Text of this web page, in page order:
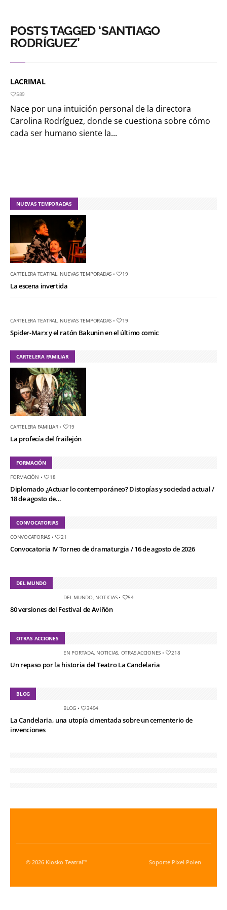
POSTS TAGGED ‘SANTIAGO
RODRÍGUEZ’
LACRIMAL
589
Nace por una intuición personal de la directora
Carolina Rodríguez, donde se cuestiona sobre cómo
cada ser humano siente la...
NUEVAS TEMPORADAS
CARTELERA TEATRAL NUEVAS TEMPORADAS • 19
La escena invertida
CARTELERA TEATRAL NUEVAS TEMPORADAS • 19
Spider-Marx y el ratón Bakunin en el último comic
CARTELERA FAMILIAR
CARTELERA FAMILIAR• 19
La profecía del frailejón
FORMACIÓN
FORMACIÓN • 18
Diplomado ¿Actuar lo contemporáneo? Distopías y sociedad actual /
18 de agosto de...
CONVOCATORIAS
CONVOCATORIAS• 21
Convocatoria IV Torneo de dramaturgia / 16 de agosto de 2026
DEL MUNDO
DEL MUNDO, NOTICIAS• 54
80 versiones del Festival de Aviñón
OTRAS ACCIONES
EN PORTADA, NOTICIAS OTRAS ACCIONES • 218
Un repaso por la historia del Teatro La Candelaria
BLOG
BLOG • 3494
La Candelaria, una utopía cimentada sobre un cementerio de
invenciones
© 2026 Kiosko Teatral™ Soporte Pixel Polen